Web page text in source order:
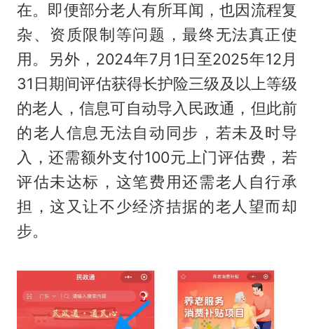
在。即便部分老人有所耳闻，也因流程复
杂、资质限制等问题，最终无法真正使
用。另外，2024年7月1日至2025年12月
31日期间评估获得长护险三级及以上等级
的老人，信息可自动导入民政通，但此前
的老人信息无法自动同步，若未及时导
入，还需额外支付100元上门评估费，若
评估未达标，这笔费用还需老人自行承
担，这又让不少经济拮据的老人望而却
步。